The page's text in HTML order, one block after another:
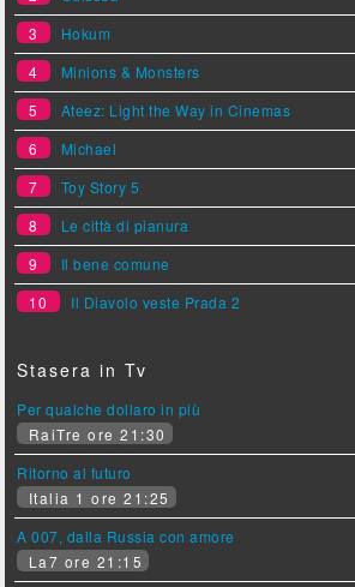
3
Hokum
4
Minions & Monsters
5
Ateez: Light the Way in Cinemas
6
Michael
7
Toy Story 5
8
Le città di pianura
9
Il bene comune
10
Il Diavolo veste Prada 2
Stasera in Tv
Per qualche dollaro in più
RaiTre ore 21:30
Ritorno al futuro
Italia 1 ore 21:25
A 007, dalla Russia con amore
La7 ore 21:15